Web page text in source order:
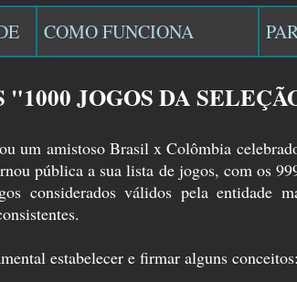
COMO FUNCIONA
JOGOS DA
um amistoso Brasil x Colômbia
pública a sua lista de jogos, com os
considerados válidos pela entidade
estabelecer e firmar alguns conceitos: